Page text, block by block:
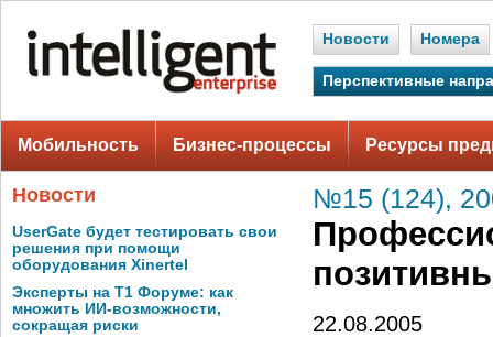
Новости Номера
Перспективные
Мобильность Бизнес-процессы Ресурсы
Новости
UserGate будет тестировать свои
решения при помощи
оборудования Xinertel
Эксперты на Т1 Форуме: как
множить ИИ-возможности,
сокращая риски
№15 (124),
22.08.2005